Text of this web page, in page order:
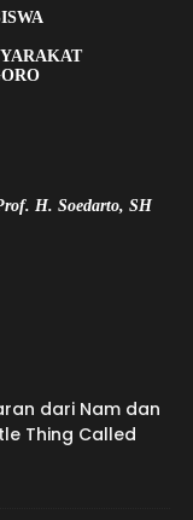
H. Soedarto, SH
dari Nam dan
Thing Called